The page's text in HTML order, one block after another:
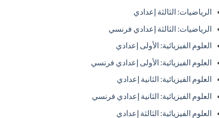
الرياضيات: الثالثة إعدادي
الرياضيات: الثالثة إعدادي فرنسي
العلوم الفيزيائية: الأولى إعدادي
العلوم الفيزيائية: الأولى إعدادي فرنسي
العلوم الفيزيائية: الثانية إعدادي
العلوم الفيزيائية: الثانية إعدادي فرنسي
العلوم الفيزيائية: الثالثة إعدادي